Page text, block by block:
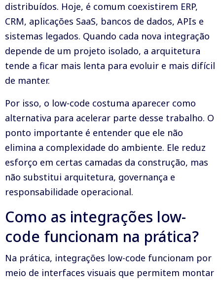
distribuídos. Hoje, é comum coexistirem ERP,
CRM, aplicações SaaS, bancos de dados, APIs e
sistemas legados. Quando cada nova integração
depende de um projeto isolado, a arquitetura
tende a ficar mais lenta para evoluir e mais difícil
de manter.
Por isso, o low-code costuma aparecer como
alternativa para acelerar parte desse trabalho. O
ponto importante é entender que ele não
elimina a complexidade do ambiente. Ele reduz
esforço em certas camadas da construção, mas
não substitui arquitetura, governança e
responsabilidade operacional.
Como as integrações low-
code funcionam na prática?
Na prática, integrações low-code funcionam por
meio de interfaces visuais que permitem montar